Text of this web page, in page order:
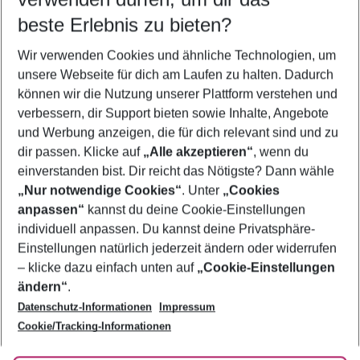
5-8 Nächte
2 Erwachsene Keine Kinder
Mehr Filter anzeigen
Footer
Footer navigation
Über uns
AGB
Bestpreisgarantie
Cookie-Einstellungen ändern
Cookie-Richtlinie
Agenturbetreuung
Barrierefreies Reisen
Folge uns
beste Erlebnis zu bieten?
Wir verwenden Cookies und ähnliche Technologien, um
unsere Webseite für dich am Laufen zu halten. Dadurch
können wir die Nutzung unserer Plattform verstehen und
verbessern, dir Support bieten sowie Inhalte, Angebote
und Werbung anzeigen, die für dich relevant sind und zu
dir passen. Klicke auf „Alle akzeptieren“, wenn du
einverstanden bist. Dir reicht das Nötigste? Dann wähle
„Nur notwendige Cookies“. Unter „Cookies
anpassen“ kannst du deine Cookie-Einstellungen
individuell anpassen. Du kannst deine Privatsphäre-
Einstellungen natürlich jederzeit ändern oder widerrufen
– klicke dazu einfach unten auf „Cookie-Einstellungen
ändern“.
Datenschutz-Informationen
Impressum
Cookie/Tracking-Informationen